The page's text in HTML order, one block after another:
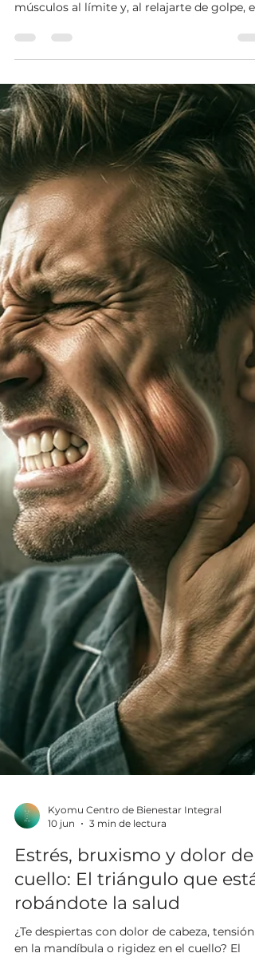
Kyomu Centro de Bienestar Integral
3 min de lectura
de vacaciones? Evita el
"efecto descompresión"
¿Esperando las vacaciones para descansar?
¡Cuidado! El estrés acumulado mantiene tus
músculos al límite y, al relajarte de golpe, el
cuerpo suele bloquearse. Es el "efecto
descompresión". No dejes que una
o un dolor de cuello te arruinen el viaje. En
Centro Kyomu (Pinar de Chamartín)
preparamos tu musculatura mediante
fisioterapia preventiva para que disfrutes de
tu descanso con total seguridad. ¡Escríbenos
por WhatsApp al 666072452 y asegura tu
antes de irte!